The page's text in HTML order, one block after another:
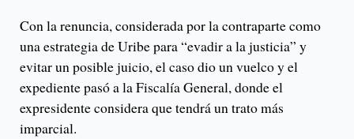
Con la renuncia, considerada por la contraparte como
una estrategia de Uribe para “evadir a la justicia” y
evitar un posible juicio, el caso dio un vuelco y el
expediente pasó a la Fiscalía General, donde el
expresidente considera que tendrá un trato más
imparcial.